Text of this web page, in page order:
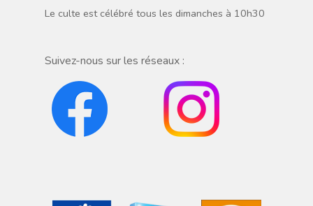
Le culte est célébré tous les dimanches à 10h30
Suivez-nous sur les réseaux :